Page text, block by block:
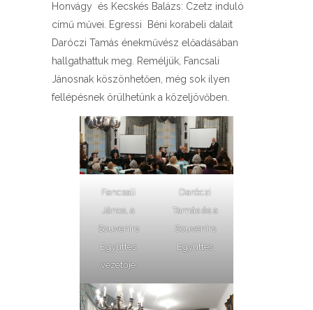
Honvágy és Kecskés Balázs: Czetz induló
című művei. Egressi Béni korabeli dalait
Daróczi Tamás énekművész előadásában
hallgathattuk meg. Reméljük, Fancsali
Jánosnak köszönhetően, még sok ilyen
fellépésnek örülhetünk a közeljövőben.
Fancsali
János, a
Souvenirs
Együttes
vezetője
Daróczi
Tamás és a
Souvenirs
Együttes